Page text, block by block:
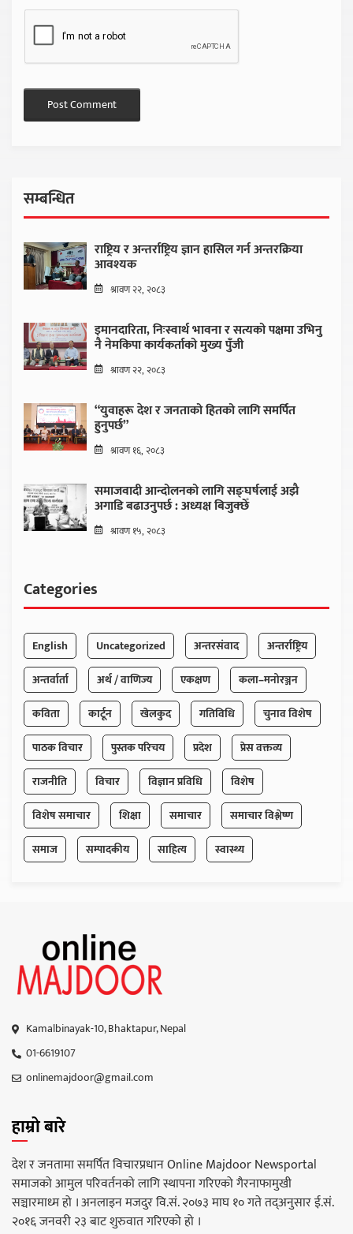
सम्बन्धित
राष्ट्रिय र अन्तर्राष्ट्रिय ज्ञान हासिल गर्न अन्तरक्रिया
आवश्यक
श्रावण २२, २०८३
इमानदारिता, निःस्वार्थ भावना र सत्यको पक्षमा उभिनु
नै नेमकिपा कार्यकर्ताको मुख्य पुँजी
श्रावण २२, २०८३
“युवाहरू देश र जनताको हितको लागि समर्पित
हुनुपर्छ”
श्रावण १६, २०८३
समाजवादी आन्दोलनको लागि सङ्घर्षलाई अझै
अगाडि बढाउनुपर्छ : अध्यक्ष बिजुक्छेँ
श्रावण १५, २०८३
Categories
English Uncategorized अन्तरसंवाद
अन्तर्राष्ट्रिय
अन्तर्वार्ता
अर्थ / वाणिज्य एकक्षण
कला–मनोरञ्जन
कविता
कार्टून खेलकुद गतिविधि
चुनाव विशेष
पाठक विचार
पुस्तक परिचय प्रदेश
प्रेस वक्तव्य
राजनीति
विचार विज्ञान प्रविधि
विशेष
विशेष समाचार
शिक्षा समाचार
समाचार विश्लेष्ण
समाज
सम्पादकीय साहित्य स्वास्थ्य
Kamalbinayak-10, Bhaktapur, Nepal
01-6619107
onlinemajdoor@gmail.com
हाम्रो बारे
देश र जनतामा समर्पित विचारप्रधान Online Majdoor Newsportal
समाजको आमुल परिवर्तनको लागि स्थापना गरिएको गैरनाफामुखी
सञ्चारमाध्म हो । अनलाइन मजदुर वि.सं. २०७३ माघ १० गते तद्अनुसार ई.सं.
२०१६ जनवरी २३ बाट शुरुवात गरिएको हो ।